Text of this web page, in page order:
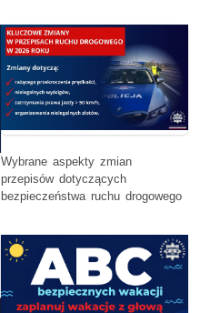
Wybrane aspekty zmian
przepisów dotyczących
bezpieczeństwa ruchu drogowego